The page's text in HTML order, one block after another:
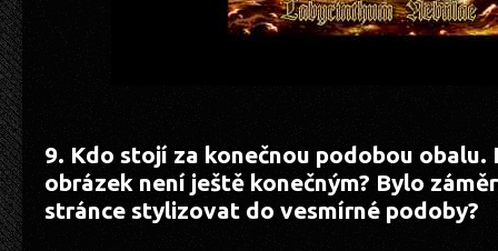
9. Kdo stojí za konečnou podobou
obrázek není ještě konečným? Bylo
stránce stylizovat do vesmírné podoby?